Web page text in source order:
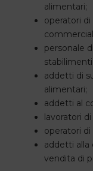
alimentari;
operatori
personale
addetti di
alimentari;
addetti al
lavoratori
operatori
addetti alla
vendita di